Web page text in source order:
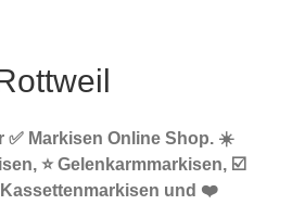
✅ Markisen Online Shop. ☀️
⭐ Gelenkarmmarkisen, ☑️
und ❤️